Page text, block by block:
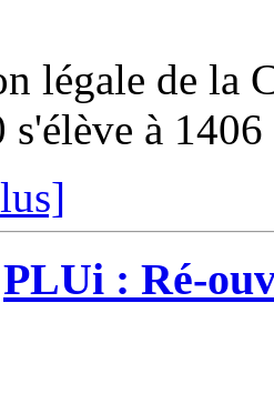
légale de la
à
PLUi : Ré-